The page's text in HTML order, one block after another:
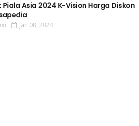
Piala Asia 2024 K-Vision Harga Diskon
Jan 08, 2024